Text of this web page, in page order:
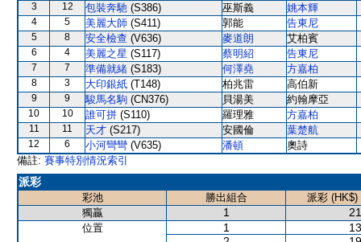
3 12 包裝奔馳 (S386) 巫斯義 姚本輝
4 5 美麗大師 (S411) 郭能 告東尼
5 8 安全檢查 (V636) 麥道朗 艾柏賓
6 4 美麗之星 (S117) 蔡明紹 告東尼
7 7 準備就緒 (S183) 何澤堯 方嘉柏
8 3 大印銀紙 (T148) 柏兆雷 高伯新
9 9 駿馬名駒 (CN376) 貝湯美 約翰摩亞
10 10 誰可拼 (S110) 羅理雅 方嘉柏
11 11 天才 (S217) 安國倫 葉楚航
12 6 小河彎彎 (V635) 潘頓
奧詩
備註: 賽事特別情況索引
派彩
彩池 勝出組合
派彩 (HK$)
獨贏
1
位置 1